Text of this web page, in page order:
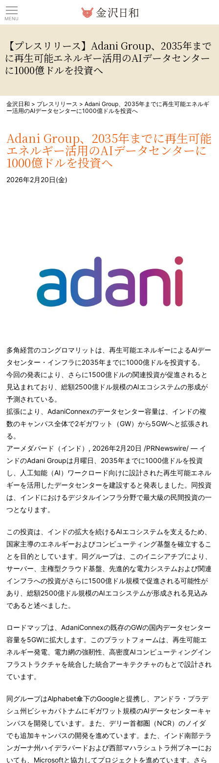
【プレスリリース】Adani Group、2035年まで
に再生可能エネルギー活用のAIデータセンター
に1000億ドルを投資へ
金沢日和 > プレスリリース >Adani Group、2035年までに再生可能エネルギ
ー活用のAIデータセンターに1000億ドルを投資へ
Adani Group、2035年までに再生可能
エネルギー活用のAIデータセンターに
1000億ドルを投資へ
2026年2月20日(金)
多角経営のコングロマリットは、再生可能エネルギーによるAIデー
タセンター・インフラに2035年までに1000億ドルを投資する。
今回の発表により、さらに1500億ドルの関連投資が促進されると
見込まれており、総額2500億ドル規模のAIエコシステムの形成が
予測されている。
拡張により、AdaniConnexのデータセンター容量は、インドの複
数のキャンパス全体で2ギガワット（GW）から5GWへと拡張され
る。
アーメダバード（インド） , 2026年2月20日 /PRNewswire/ — イ
ンドのAdani Groupは月曜日、2035年までに1000億ドルを投資
し、人工知能（AI）ワークロード向けに設計された再生可能エネル
ギーを活用したデータセンターを建設すると発表しました。同投資
は、インドにおけるデジタルインフラ分野で最大級の民間投資の一
つとなります。
この投資は、インドの拡大を続けるAIエコシステムを支えるため、
国家主導のエネルギーおよびコンピューティング基盤を確立するこ
とを目的としています。同グループは、このイニシアチブにより、
サーバー、主権型クラウド基盤、先進的な電力システムおよび関連
インフラへの投資がさらに1500億ドル規模で促進される可能性が
あり、総額2500億ドル規模のAIエコシステムが形成される見込み
であると述べました。
ロードマップは、AdaniConnexの既存のGWの国内データセンター
容量を5GWに拡大します。このプラットフォームは、再生可能エ
ネルギー発電、電力網の強靭性、高密度AIコンピューティングイン
フラストラクチャを統合した統合アーキテクチャのもとで設計され
ています。
同グループはAlphabet傘下のGoogleと提携し、アンドラ・プラデ
シュ州ビシャカパトナムにギガワット規模のAIデータセンターキャ
ンパスを開発しています。また、デリー首都圏（NCR）のノイダ
でも追加キャンパスの開発を進めています。また、インド南部テラ
ンガーナ州ハイデラバードおよび西部マハラシュトラ州プネーにお
いても、Microsoftと協力してプロジェクトを進めています。さら